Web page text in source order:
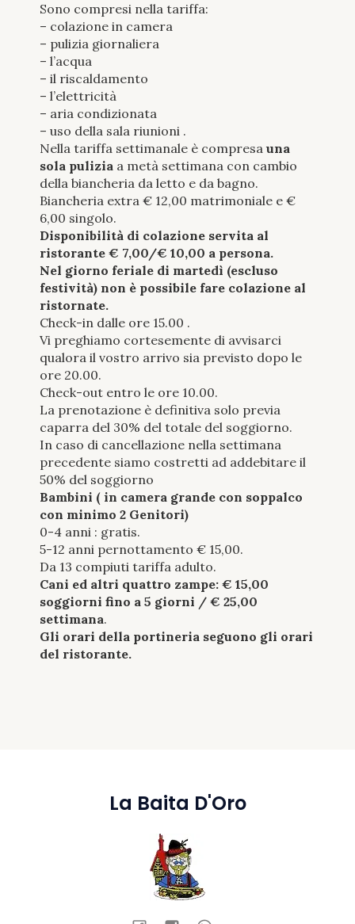
Sono compresi nella tariffa:
– colazione in camera
– pulizia giornaliera
– l’acqua
– il riscaldamento
– l’elettricità
– aria condizionata
– uso della sala riunioni .
Nella tariffa settimanale è compresa una
sola pulizia a metà settimana con cambio
della biancheria da letto e da bagno.
Biancheria extra € 12,00 matrimoniale e €
6,00 singolo.
Disponibilità di colazione servita al
ristorante € 7,00/€ 10,00 a persona.
Nel giorno feriale di martedì (escluso
festività) non è possibile fare colazione al
ristornate.
Check-in dalle ore 15.00 .
Vi preghiamo cortesemente di avvisarci
qualora il vostro arrivo sia previsto dopo le
ore 20.00.
Check-out entro le ore 10.00.
La prenotazione è definitiva solo previa
caparra del 30% del totale del soggiorno.
In caso di cancellazione nella settimana
precedente siamo costretti ad addebitare il
50% del soggiorno
Bambini ( in camera grande con soppalco
con minimo 2 Genitori)
0-4 anni : gratis.
5-12 anni pernottamento € 15,00.
Da 13 compiuti tariffa adulto.
Cani ed altri quattro zampe: € 15,00
soggiorni fino a 5 giorni / € 25,00
settimana.
Gli orari della portineria seguono gli orari
del ristorante.
La Baita D'Oro